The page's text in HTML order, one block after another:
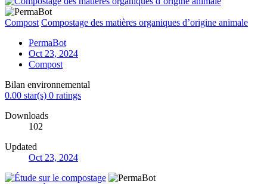
Compost Compostage des matières organiques d’origine animale
PermaBot
Oct 23, 2024
Compost
Bilan environnemental
0.00 star(s) 0 ratings
Downloads
102
Updated
Oct 23, 2024